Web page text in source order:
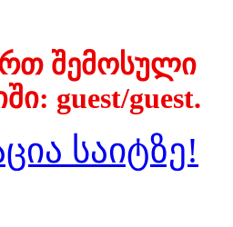
შემოსული
guest/guest.
საიტზე!